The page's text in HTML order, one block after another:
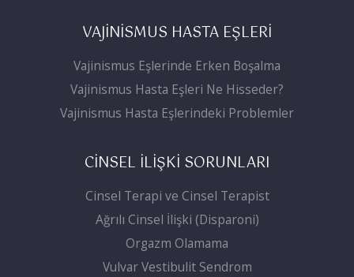
VAJİNİSMUS HASTA EŞLERİ
Vajinismus Eşlerinde Erken Boşalma
Vajinismus Hasta Eşleri Ne Hisseder?
Vajinismus Hasta Eşlerindeki Problemler
CİNSEL İLİŞKİ SORUNLARI
Cinsel Terapi ve Cinsel Terapist
Ağrılı Cinsel İlişki (Disparoni)
Orgazm Olamama
Vulvar Vestibulit Sendrom